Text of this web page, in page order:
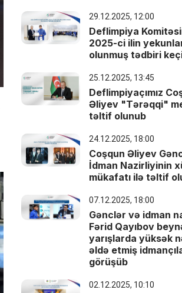
29.12.2025, 12:00
Deflimpiya
2025-ci ilin
olunmuş tədbiri
25.12.2025, 13:45
Deflimpiyaçımız
Əliyev "Tərəqqi"
təltif olunub
24.12.2025, 18:00
Coşqun Əliyev
İdman Nazirliyinin
mükafatı ilə təltif
07.12.2025, 18:00
Gənclər və idman
Fərid Qayıbov
yarışlarda yüksək
əldə etmiş
görüşüb
02.12.2025, 10:10